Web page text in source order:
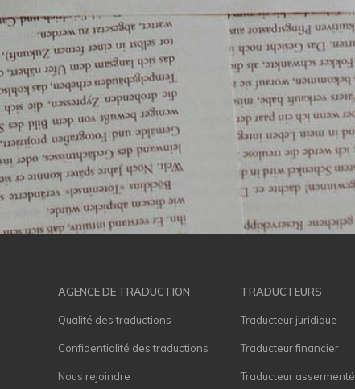
AGENCE DE TRADUCTION
Qualité des traductions
Confidentialité des traductions
Nous rejoindre
TRADUCTEURS
Traducteur juridique
Traducteur financier
Traducteur assermenté